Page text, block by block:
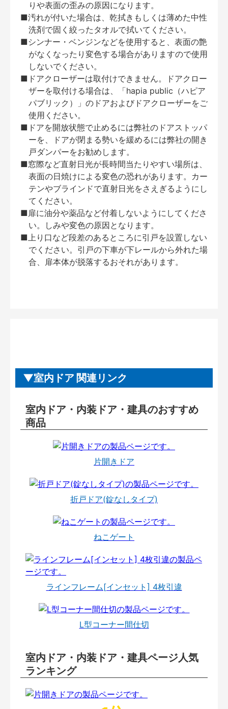
りや表面の歪みの原因になります。
■汚れが付いた場合は、乾拭きもしくは薄めた中性
洗剤で固く絞ったタオルで拭いてください。
■シンナー・ベンジンなどを使用すると、表面の艶
がなくなったり変色する場合がありますので使用
しないでください。
■ドアクローザーは取付けできません。ドアクロー
ザーを取付ける場合は、「hapia public（ハピア
パブリック）」のドアおよびドアクローザーをご
使用ください。
■ドアを開放状態で止めるには弊社のドアストッパ
ーを、ドアが閉まる勢いを緩めるには弊社の開き
戸ダンパーをお勧めします。
■窓際など直射日光が長時間当たりやすい場所は、
表面の日焼けによる変色の恐れがあります。カー
テンやブラインドで直射日光をさえぎるようにし
てください。
■扉に油分や薬品など付着しないようにしてくださ
い。しみや変色の原因となります。
■上り口など段差のあるところに引戸を設置しない
でください。引戸の下車が下レールから外れた場
合、扉本体が脱落するおそれがあります。
室内ドア 関連リンク
室内ドア・内装ドア・建具のおすすめ
商品
片開きドア
折戸ドア(錠なしタイプ)
ねこゲート
ラインフレーム[インセット] 4枚引違
L型コーナー間仕切
室内ドア・内装ドア・建具ページ人気
ランキング